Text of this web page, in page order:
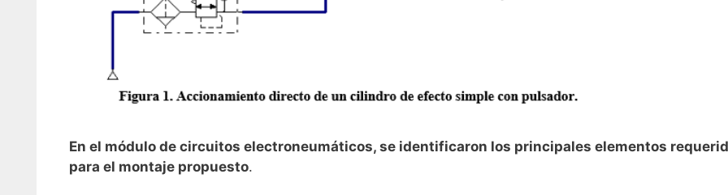
En el módulo de circuitos electroneumáticos, se identificaron los principales elementos
para el montaje propuesto.